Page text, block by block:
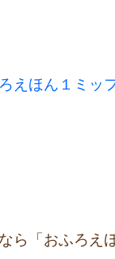
えほん１ミッ
ら「おふろえ